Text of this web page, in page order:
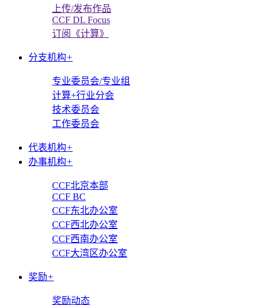
上传/发布作品
CCF DL Focus
订阅《计算》
分支机构+
专业委员会/专业组
计算+行业分会
技术委员会
工作委员会
代表机构+
办事机构+
CCF北京本部
CCF BC
CCF东北办公室
CCF西北办公室
CCF西南办公室
CCF大湾区办公室
奖励+
奖励动态